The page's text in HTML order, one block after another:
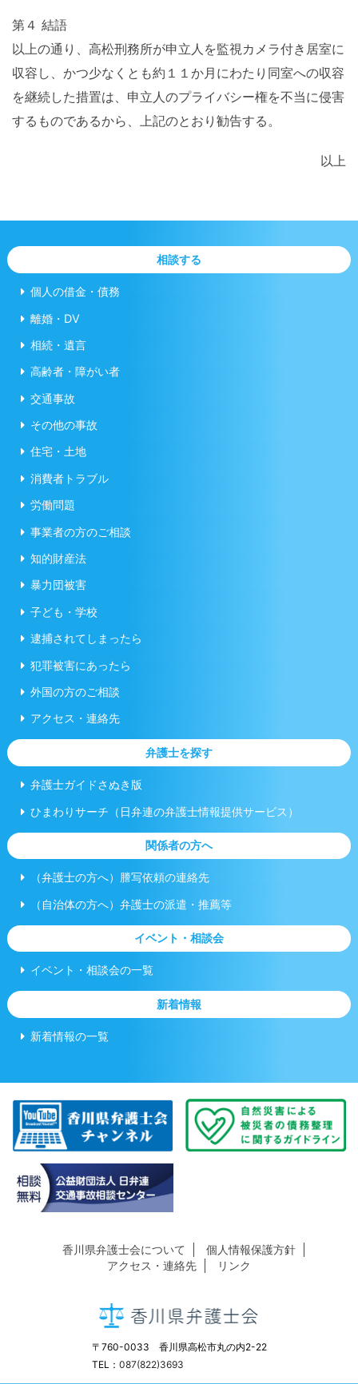
第４ 結語
以上の通り、高松刑務所が申立人を監視カメラ付き居室に
収容し、かつ少なくとも約１１か月にわたり同室への収容
を継続した措置は、申立人のプライバシー権を不当に侵害
するものであるから、上記のとおり勧告する。
以上
相談する
個人の借金・債務
離婚・DV
相続・遺言
高齢者・障がい者
交通事故
その他の事故
住宅・土地
消費者トラブル
労働問題
事業者の方のご相談
知的財産法
暴力団被害
子ども・学校
逮捕されてしまったら
犯罪被害にあったら
外国の方のご相談
アクセス・連絡先
弁護士を探す
弁護士ガイドさぬき版
ひまわりサーチ（日弁連の弁護士情報提供サービス）
関係者の方へ
（弁護士の方へ）謄写依頼の連絡先
（自治体の方へ）弁護士の派遣・推薦等
イベント・相談会
イベント・相談会の一覧
新着情報
新着情報の一覧
香川県弁護士会について
個人情報保護方針
アクセス・連絡先
リンク
〒760-0033 香川県高松市丸の内2-22
TEL： 087(822)3693